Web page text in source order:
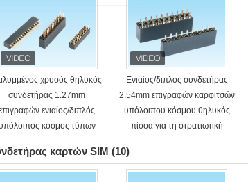
χρυσός θηλυκός
συνδετήρας 1.27mm
ενιαίος/διπλός
κόσμος τύπων
Ενιαίος/διπλός συνδετήρας
2.54mm επιγραφών καρφιτσών
υπόλοιπου κόσμου θηλυκός
πίσσα για τη στρατιωτική
καρτών SIM (10)